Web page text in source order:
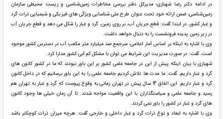
در ادامه دکتر رضا شهبازی؛ مدیرکل دفتر بررسی مخاطرات زمین‌شناسی و زیست ‌محیطی سازمان
زمین‌شناسی، ضمن ارائه خود تحت عنوان طرح ملی شناسایی ویژگی های فیزیکی و شیمیایی ذرات گرد
و غبار کشور، در ابتدا گفت: قطع جریان آب، بر روی زمین، گرد و غبار را شکل می دهد و قطع جریان آب
در زیر زمین پدیده فرونشست را به دنبال خواهد داشت.
وی با اشاره به اینکه بر اساس آمار اعلامی، سرجمع صد میلیارد متر مکعب آب در دسترس کشور موجود
است، گفت: در صورت مدیریت این شرایط می توان با مشکل کم آبی کشور مدارا کرد.
شهبازی با بیان اینکه پیش از این در جامعه علمی کشور بر این باور نبودند که ما در کشور کانون های
گرد و غبار داریم، گفت: ما مدت ها تلاش کردیم جامعه علمی را به این باور برسانیم که در داخل کانون
گرد و غبار داریم. این اتفاق 14 سال پیش در تهران زمانی به وقوع پیوست که گرد و غبار به تهران هم
رسید و جامعه علمی و سیاستگذاران با این واقعیت مواجه شدند. تا آن زمان خیلی ها وجود کانون
های گرد و غبار در کشور را باور نمی کردند.
وی با اشاره به ابعاد و نوع ذرات گرد و غبار داخلی و خارجی گفت: هرچه میزان ذرات کوچکتر باشد